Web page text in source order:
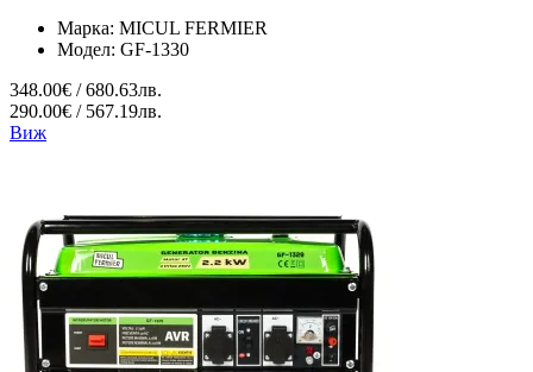
Марка: MICUL FERMIER
Модел: GF-1330
348.00€ / 680.63лв.
290.00€ / 567.19лв.
Виж